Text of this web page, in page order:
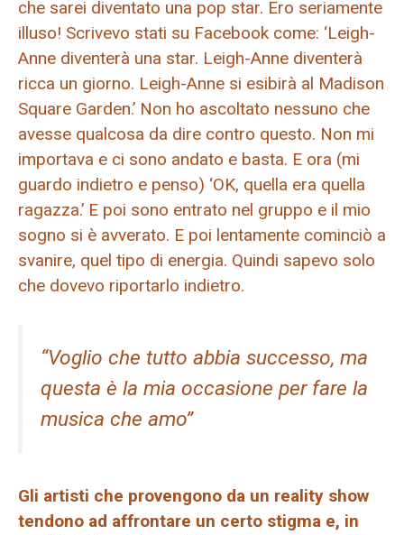
che sarei diventato una pop star. Ero seriamente
illuso! Scrivevo stati su Facebook come: ‘Leigh-
Anne diventerà una star. Leigh-Anne diventerà
ricca un giorno. Leigh-Anne si esibirà al Madison
Square Garden.’ Non ho ascoltato nessuno che
avesse qualcosa da dire contro questo. Non mi
importava e ci sono andato e basta. E ora (mi
guardo indietro e penso) ‘OK, quella era quella
ragazza.’ E poi sono entrato nel gruppo e il mio
sogno si è avverato. E poi lentamente cominciò a
svanire, quel tipo di energia. Quindi sapevo solo
che dovevo riportarlo indietro.
“Voglio che tutto abbia successo, ma
questa è la mia occasione per fare la
musica che amo”
Gli artisti che provengono da un reality show
tendono ad affrontare un certo stigma e, in